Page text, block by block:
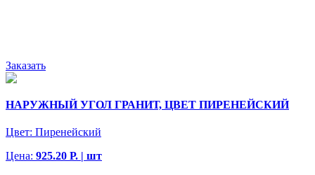
Заказать
НАРУЖНЫЙ УГОЛ ГРАНИТ, ЦВЕТ ПИРЕНЕЙСКИЙ
Цвет: Пиренейский
Цена: 925.20 Р. | шт